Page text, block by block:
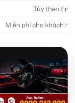
Tùy theo
Miễn phí cho khách